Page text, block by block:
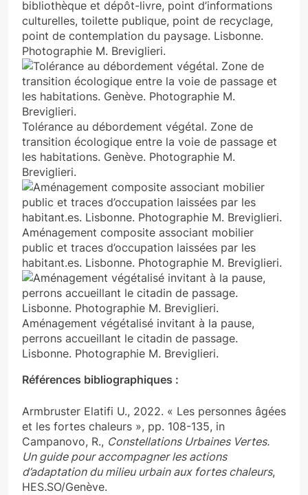
bibliothèque et dépôt-livre, point d’informations
culturelles, toilette publique, point de recyclage,
point de contemplation du paysage. Lisbonne.
Photographie M. Breviglieri.
Tolérance au débordement végétal. Zone de
transition écologique entre la voie de passage et
les habitations. Genève. Photographie M.
Breviglieri.
Aménagement composite associant mobilier
public et traces d’occupation laissées par les
habitant.es. Lisbonne. Photographie M. Breviglieri.
Aménagement végétalisé invitant à la pause,
perrons accueillant le citadin de passage.
Lisbonne. Photographie M. Breviglieri.
Références bibliographiques :
Armbruster Elatifi U., 2022. « Les personnes âgées
et les fortes chaleurs », pp. 108-135, in
Campanovo, R., Constellations Urbaines Vertes.
Un guide pour accompagner les actions
d’adaptation du milieu urbain aux fortes chaleurs,
HES.SO/Genève.